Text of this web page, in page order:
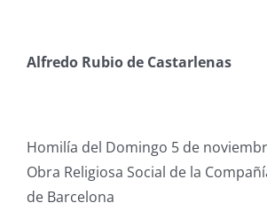
Alfredo Rubio de Castarlenas
Homilía del Domingo 5 de
Obra Religiosa Social de la
de Barcelona